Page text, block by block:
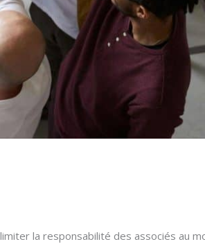
la responsabilité des associés au